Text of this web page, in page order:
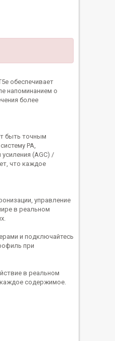
обеспечивает
напоминанием о
более
быть точным
PA,
(AGC) /
что каждое
управление
в реальном
и подключайтесь
при
в реальном
содержимое.